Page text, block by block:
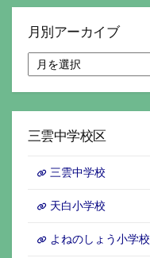
月別アーカイブ
別
イ
三雲中学校区
三雲中学校
天白小学校
よねのしょう小学校